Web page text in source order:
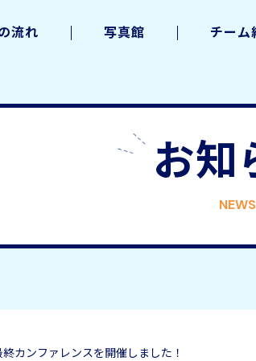
流れ 写真館 チーム
お知
NEWS
カンファレンスを開催しました！